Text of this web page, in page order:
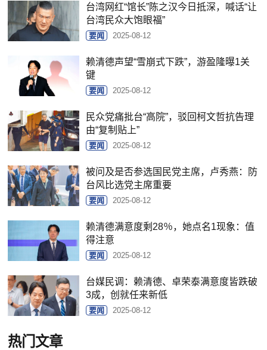
台湾网红“馆长”陈之汉今日抵深，喊话“让
台湾民众大饱眼福”
要闻 2025-08-12
赖清德声望“雪崩式下跌”，游盈隆曝1关
键
要闻 2025-08-12
民众党痛批台“高院”，驳回柯文哲抗告理
由“复制贴上”
要闻 2025-08-12
被问及是否参选国民党主席，卢秀燕：防
台风比选党主席重要
要闻 2025-08-12
赖清德满意度剩28％，她点名1现象：值
得注意
要闻 2025-08-12
台媒民调：赖清德、卓荣泰满意度皆跌破
3成，创就任来新低
要闻 2025-08-12
热门文章